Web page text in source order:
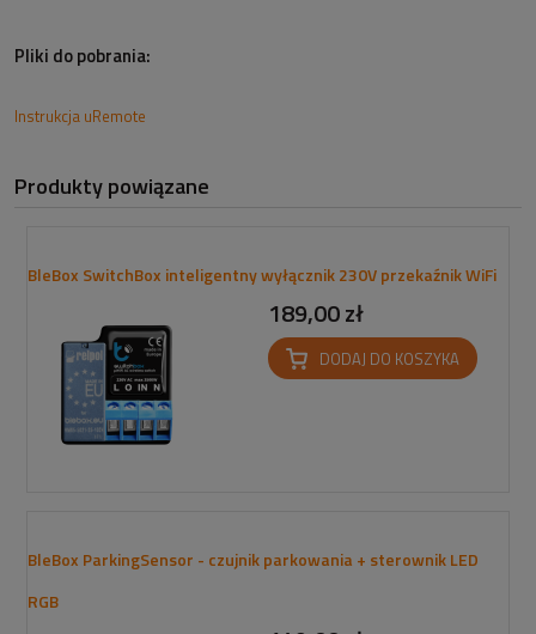
Pliki do pobrania:
Instrukcja uRemote
Produkty powiązane
BleBox SwitchBox inteligentny wyłącznik 230V przekaźnik WiFi
189,00 zł
DODAJ DO KOSZYKA
BleBox ParkingSensor - czujnik parkowania + sterownik LED
RGB